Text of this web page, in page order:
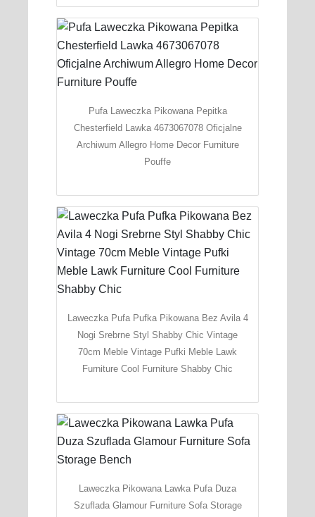
Pufa Laweczka Pikowana Pepitka
Chesterfield Lawka 4673067078 Oficjalne
Archiwum Allegro Home Decor Furniture
Pouffe
Laweczka Pufa Pufka Pikowana Bez Avila 4
Nogi Srebrne Styl Shabby Chic Vintage
70cm Meble Vintage Pufki Meble Lawk
Furniture Cool Furniture Shabby Chic
Laweczka Pikowana Lawka Pufa Duza
Szuflada Glamour Furniture Sofa Storage